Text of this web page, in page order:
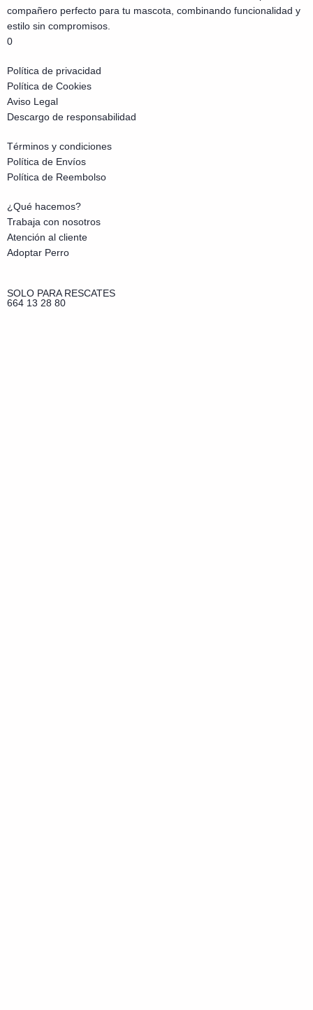
compañero perfecto para tu mascota, combinando funcionalidad y
estilo sin compromisos.
0
Política de privacidad
Política de Cookies
Aviso Legal
Descargo de responsabilidad
Términos y condiciones
Política de Envíos
Política de Reembolso
¿Qué hacemos?
Trabaja con nosotros
Atención al cliente
Adoptar Perro
SOLO PARA RESCATES
664 13 28 80